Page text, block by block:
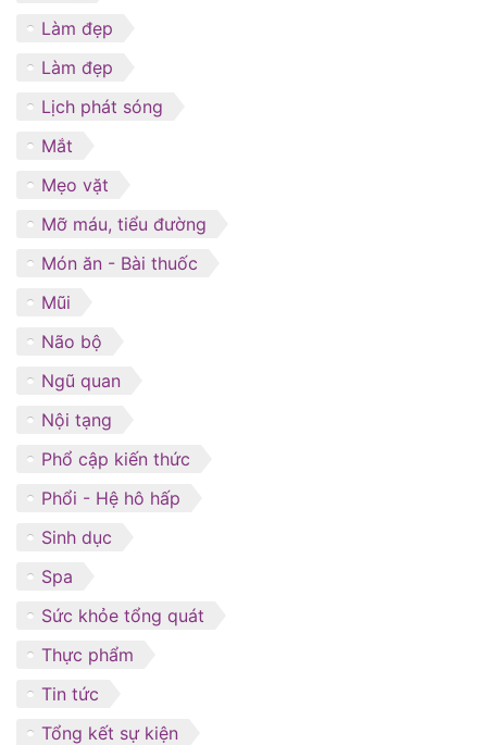
Làm đẹp
Làm đẹp
Lịch phát sóng
Mắt
Mẹo vặt
Mỡ máu, tiểu đường
Món ăn - Bài thuốc
Mũi
Não bộ
Ngũ quan
Nội tạng
Phổ cập kiến thức
Phổi - Hệ hô hấp
Sinh dục
Spa
Sức khỏe tổng quát
Thực phẩm
Tin tức
Tổng kết sự kiện